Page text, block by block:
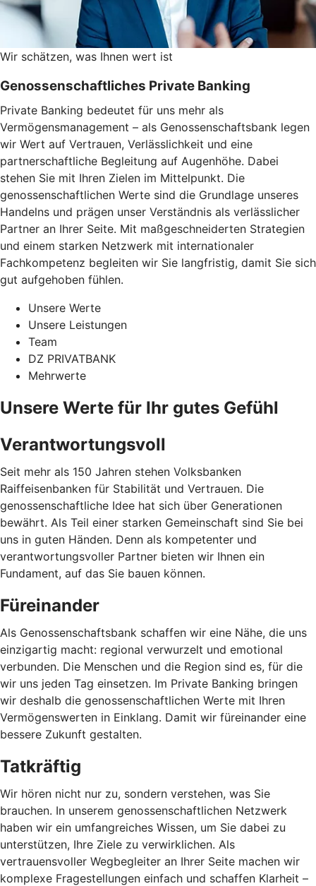
Wir schätzen, was Ihnen wert ist
Genossenschaftliches Private Banking
Private Banking bedeutet für uns mehr als
Vermögensmanagement – als Genossenschaftsbank legen
wir Wert auf Vertrauen, Verlässlichkeit und eine
partnerschaftliche Begleitung auf Augenhöhe. Dabei
stehen Sie mit Ihren Zielen im Mittelpunkt. Die
genossenschaftlichen Werte sind die Grundlage unseres
Handelns und prägen unser Verständnis als verlässlicher
Partner an Ihrer Seite. Mit maßgeschneiderten Strategien
und einem starken Netzwerk mit internationaler
Fachkompetenz begleiten wir Sie langfristig, damit Sie sich
gut aufgehoben fühlen.
Unsere Werte
Unsere Leistungen
Team
DZ PRIVATBANK
Mehrwerte
Unsere Werte für Ihr gutes Gefühl
Verantwortungsvoll
Seit mehr als 150 Jahren stehen Volksbanken
Raiffeisenbanken für Stabilität und Vertrauen. Die
genossenschaftliche Idee hat sich über Generationen
bewährt. Als Teil einer starken Gemeinschaft sind Sie bei
uns in guten Händen. Denn als kompetenter und
verantwortungsvoller Partner bieten wir Ihnen ein
Fundament, auf das Sie bauen können.
Füreinander
Als Genossenschaftsbank schaffen wir eine Nähe, die uns
einzigartig macht: regional verwurzelt und emotional
verbunden. Die Menschen und die Region sind es, für die
wir uns jeden Tag einsetzen. Im Private Banking bringen
wir deshalb die genossenschaftlichen Werte mit Ihren
Vermögenswerten in Einklang. Damit wir füreinander eine
bessere Zukunft gestalten.
Tatkräftig
Wir hören nicht nur zu, sondern verstehen, was Sie
brauchen. In unserem genossenschaftlichen Netzwerk
haben wir ein umfangreiches Wissen, um Sie dabei zu
unterstützen, Ihre Ziele zu verwirklichen. Als
vertrauensvoller Wegbegleiter an Ihrer Seite machen wir
komplexe Fragestellungen einfach und schaffen Klarheit –